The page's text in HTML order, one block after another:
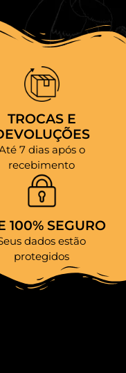
TROCAS E
7 dias após o
recebimento
100% SEGURO
dados estão
protegidos